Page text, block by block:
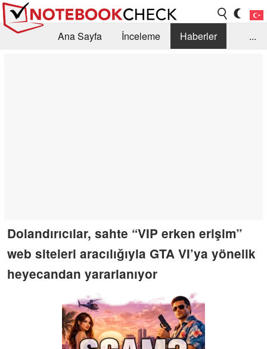
Ana Sayfa İnceleme
Haberler
...
Dolandırıcılar, sahte “VIP erken erişim”
web siteleri aracılığıyla GTA VI’ya yönelik
heyecandan yararlanıyor